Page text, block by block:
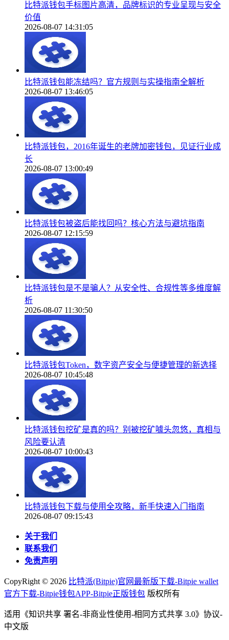
比特派钱包手标图片高清，品牌标识的专业呈现与安全
价值
2026-08-07 14:31:05
比特派钱包能冻结吗？官方规则与实操指南全解析
2026-08-07 13:46:05
比特派钱包，2016年诞生的老牌加密钱包，见证行业成
长
2026-08-07 13:00:49
比特派钱包被盗后能找回吗？核心方法与避坑指南
2026-08-07 12:15:59
比特派钱包是不是骗人？从安全性、合规性等多维度解
析
2026-08-07 11:30:50
比特派钱包Token，数字资产安全与便捷管理的新选择
2026-08-07 10:45:48
比特派钱包挖矿是真的吗？别被挖矿噱头忽悠，真相与
风险要认清
2026-08-07 10:00:43
比特派钱包下载与使用全攻略，新手快速入门指南
2026-08-07 09:15:43
关于我们
联系我们
免责声明
CopyRight © 2026 比特派(Bitpie)官网最新版下载-Bitpie wallet
官方下载-Bitpie钱包APP-Bitpie正版钱包 版权所有
适用《知识共享 署名-非商业性使用-相同方式共享 3.0》协议-
中文版